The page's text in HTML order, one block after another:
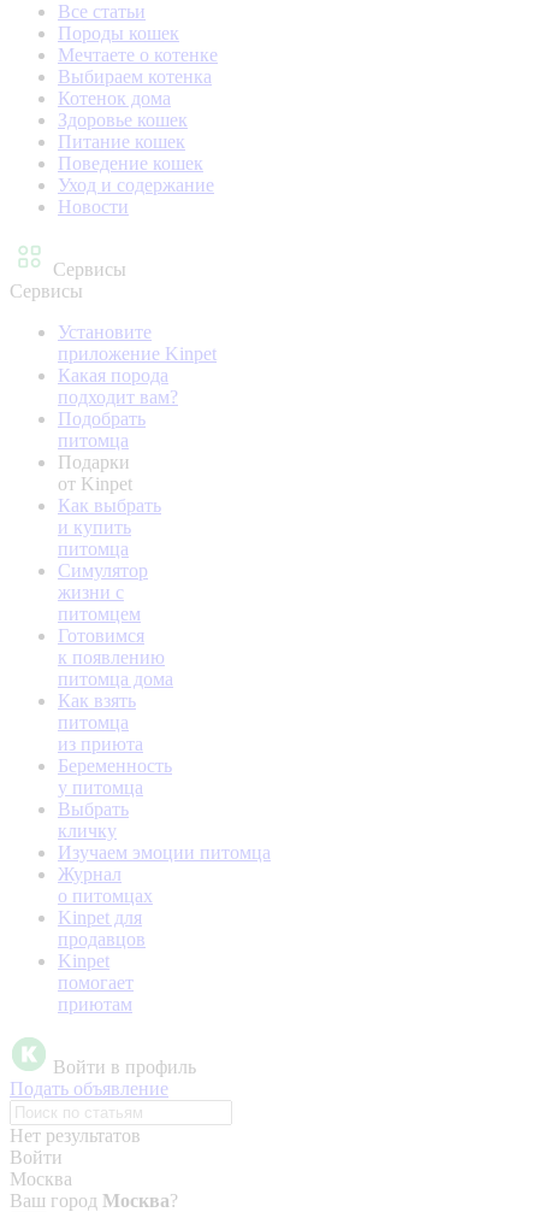
Все статьи
Породы кошек
Мечтаете о котенке
Выбираем котенка
Котенок дома
Здоровье кошек
Питание кошек
Поведение кошек
Уход и содержание
Новости
Сервисы
Сервисы
Установите
приложение Kinpet
Какая порода
подходит вам?
Подобрать
питомца
Подарки
от Kinpet
Как выбрать
и купить
питомца
Симулятор
жизни с
питомцем
Готовимся
к появлению
питомца дома
Как взять
питомца
из приюта
Беременность
у питомца
Выбрать
кличку
Изучаем эмоции питомца
Журнал
о питомцах
Kinpet для
продавцов
Kinpet
помогает
приютам
Войти в профиль
Подать объявление
Нет результатов
Войти
Москва
Ваш город Москва?